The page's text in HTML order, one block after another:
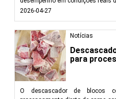
2026-04-27
Notícias
para
O descascador de blocos